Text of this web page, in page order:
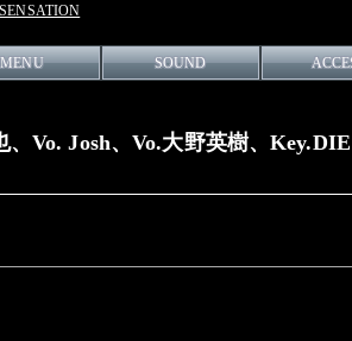
MENU SOUND
Vo. Josh、Vo.大野英樹、